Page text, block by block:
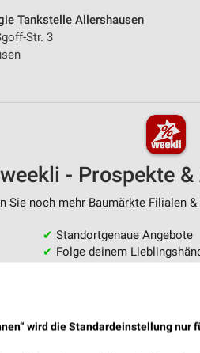
Tankstelle Allershausen
Str. 3
weekli - Prospekte &
Sie noch mehr Baumärkte Filialen
✔ Standortgenaue Angebote
✔ Folge deinem
wird die Standardeinstellung nur